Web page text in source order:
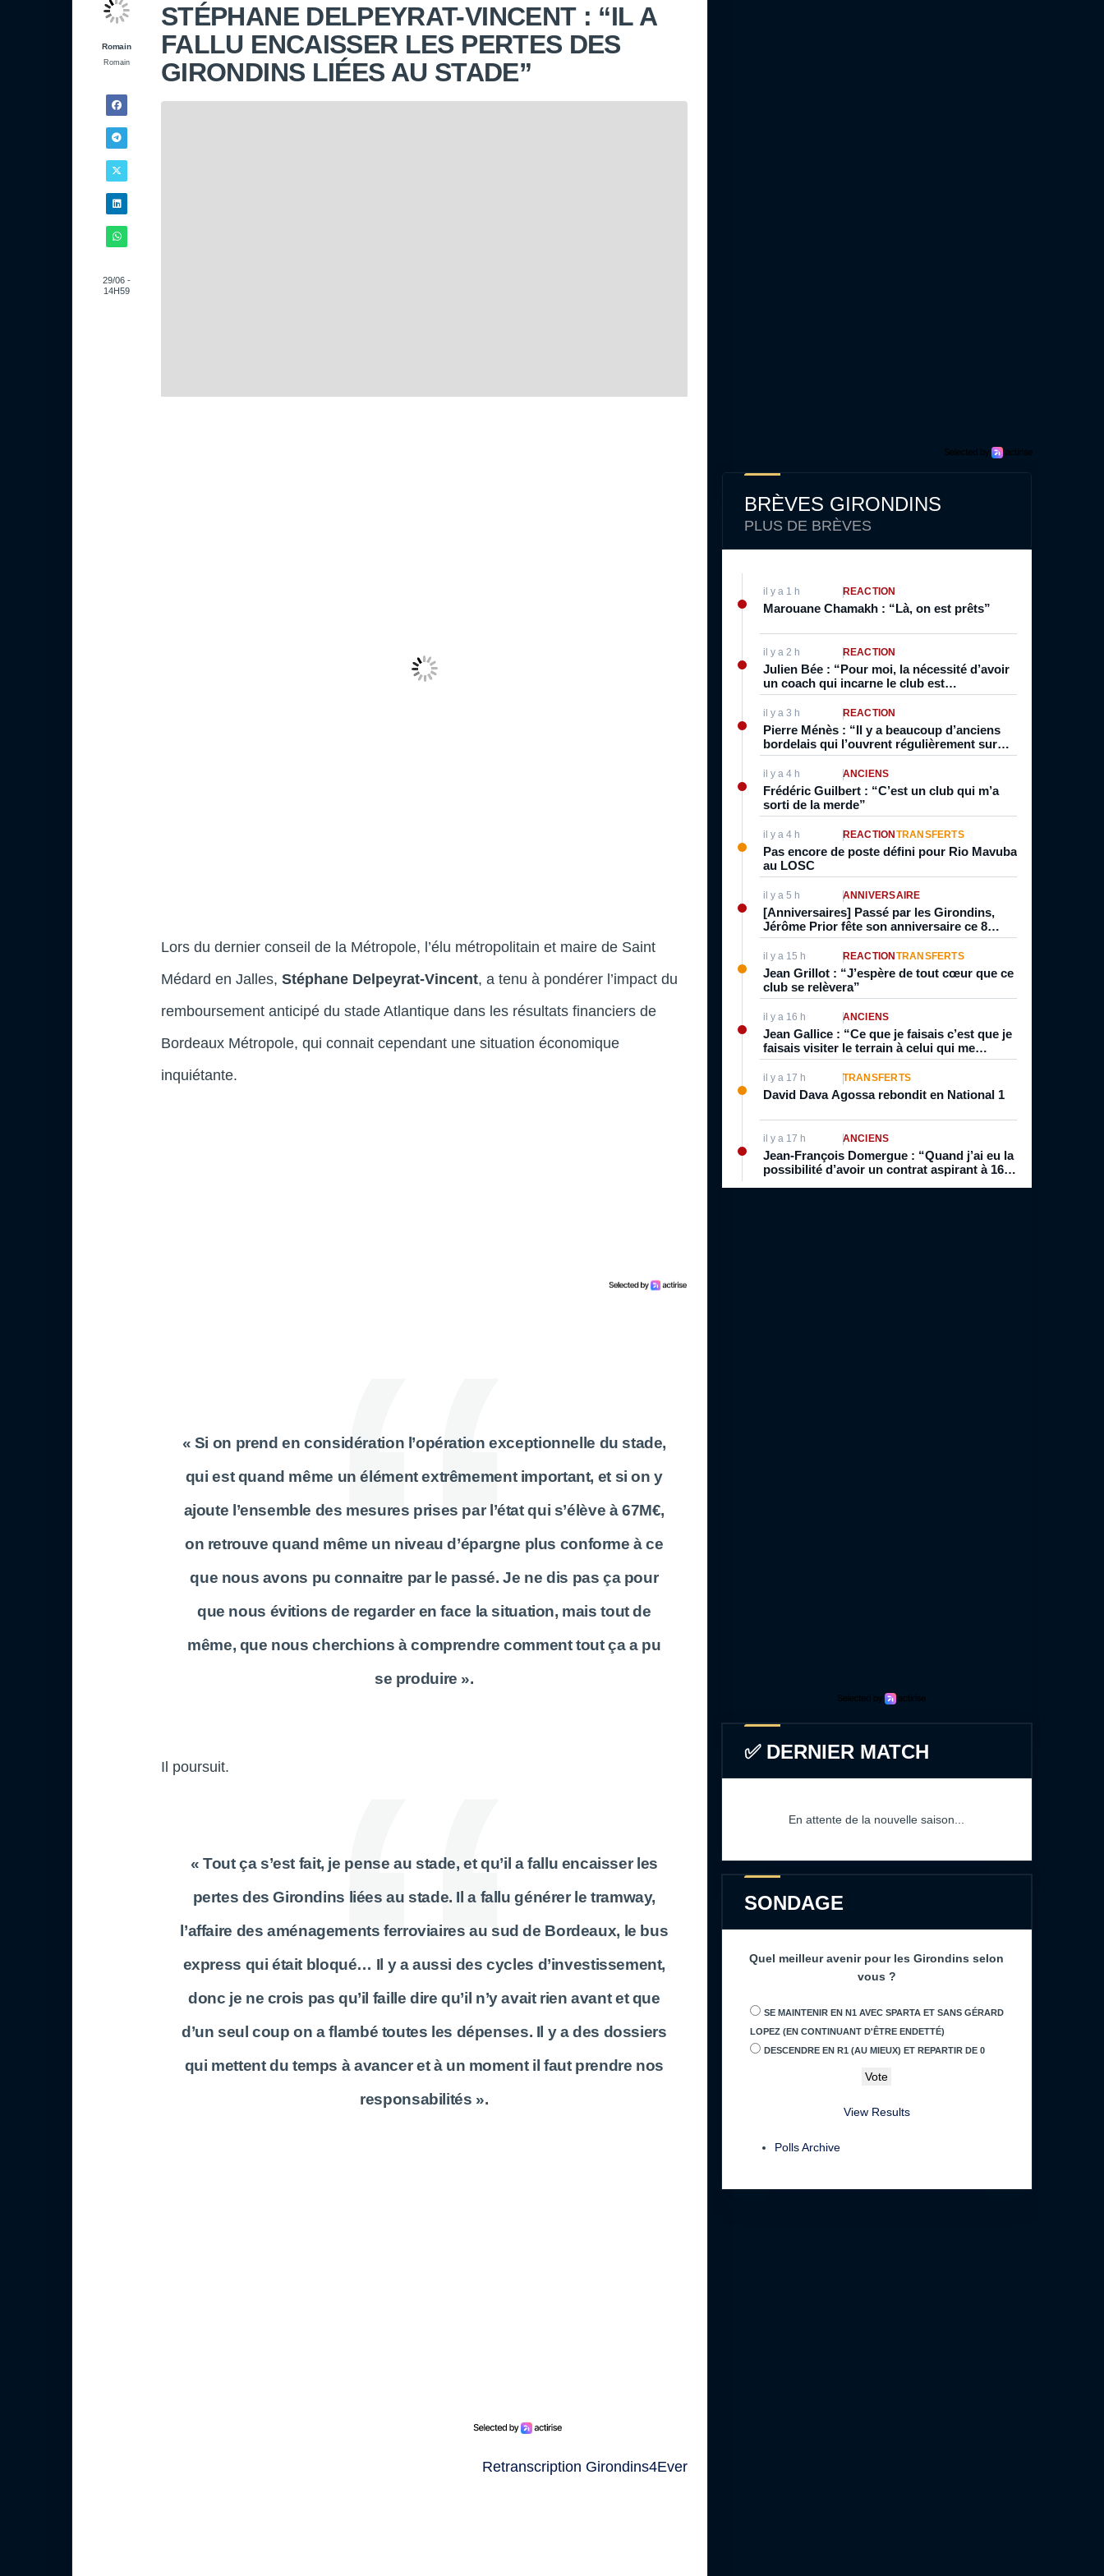
Romain
Romain
29/06 -
14H59
STÉPHANE DELPEYRAT-VINCENT : “IL A
FALLU ENCAISSER LES PERTES DES
GIRONDINS LIÉES AU STADE”
Lors du dernier conseil de la Métropole, l’élu métropolitain et maire de Saint
Médard en Jalles, Stéphane Delpeyrat-Vincent, a tenu à pondérer l’impact du
remboursement anticipé du stade Atlantique dans les résultats financiers de
Bordeaux Métropole, qui connait cependant une situation économique
inquiétante.
« Si on prend en considération l’opération exceptionnelle du stade,
qui est quand même un élément extrêmement important, et si on y
ajoute l’ensemble des mesures prises par l’état qui s’élève à 67M€,
on retrouve quand même un niveau d’épargne plus conforme à ce
que nous avons pu connaitre par le passé. Je ne dis pas ça pour
que nous évitions de regarder en face la situation, mais tout de
même, que nous cherchions à comprendre comment tout ça a pu
se produire ».
Il poursuit.
« Tout ça s’est fait, je pense au stade, et qu’il a fallu encaisser les
pertes des Girondins liées au stade. Il a fallu générer le tramway,
l’affaire des aménagements ferroviaires au sud de Bordeaux, le bus
express qui était bloqué… Il y a aussi des cycles d’investissement,
donc je ne crois pas qu’il faille dire qu’il n’y avait rien avant et que
d’un seul coup on a flambé toutes les dépenses. Il y a des dossiers
qui mettent du temps à avancer et à un moment il faut prendre nos
responsabilités ».
Retranscription Girondins4Ever
BRÈVES GIRONDINS
PLUS DE BRÈVES
il y a 1 h RÉACTION
Marouane Chamakh : “Là, on est prêts”
il y a 2 h RÉACTION
Julien Bée : “Pour moi, la nécessité d’avoir
un coach qui incarne le club est
indispensable”
il y a 3 h RÉACTION
Pierre Ménès : “Il y a beaucoup d’anciens
bordelais qui l’ouvrent régulièrement sur
l’avenir du club, et qui ne font jamais rien
pour lui”
il y a 4 h ANCIENS
Frédéric Guilbert : “C’est un club qui m’a
sorti de la merde”
il y a 4 h RÉACTION TRANSFERTS
Pas encore de poste défini pour Rio Mavuba
au LOSC
il y a 5 h ANNIVERSAIRE
[Anniversaires] Passé par les Girondins,
Jérôme Prior fête son anniversaire ce 8
Août. François Remetter et Roger Plante
l’auraient également fêté
il y a 15 h RÉACTION TRANSFERTS
Jean Grillot : “J’espère de tout cœur que ce
club se relèvera”
il y a 16 h ANCIENS
Jean Gallice : “Ce que je faisais c’est que je
faisais visiter le terrain à celui qui me
marquait parce qu’à l’époque c’était souvent
de l’individuel”
il y a 17 h TRANSFERTS
David Dava Agossa rebondit en National 1
il y a 17 h ANCIENS
Jean-François Domergue : “Quand j’ai eu la
possibilité d’avoir un contrat aspirant à 16
✅ DERNIER MATCH
En attente de la nouvelle saison...
SONDAGE
Quel meilleur avenir pour les Girondins selon
vous ?
SE MAINTENIR EN N1 AVEC SPARTA ET SANS GÉRARD
LOPEZ (EN CONTINUANT D'ÊTRE ENDETTÉ)
DESCENDRE EN R1 (AU MIEUX) ET REPARTIR DE 0
View Results
Polls Archive